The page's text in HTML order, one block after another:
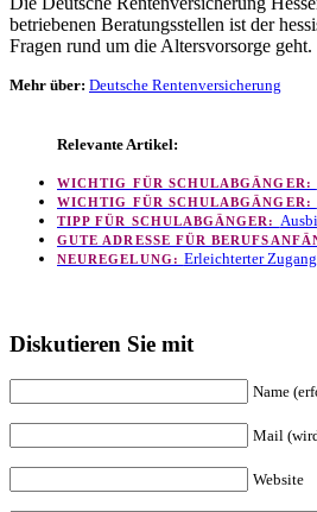
betriebenen Beratungsstellen ist der
Fragen rund um die Altersvorsorge geht.
Mehr über: Deutsche Rentenversicherung
Relevante Artikel:
WICHTIG FÜR SCHULABGÄNGER:
WICHTIG FÜR SCHULABGÄNGER:
TIPP FÜR SCHULABGÄNGER:
GUTE ADRESSE FÜR
NEUREGELUNG: Erleichterter
Diskutieren Sie mit
Name
Mail
Website